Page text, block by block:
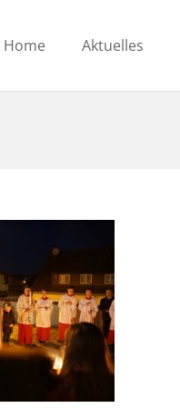
Home Aktuelles